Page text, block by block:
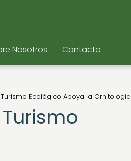
Nosotros Contacto
Ecológico Apoya la Ornitología